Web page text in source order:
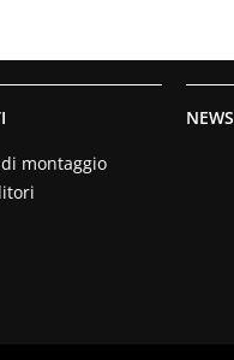
montaggio
NEWS